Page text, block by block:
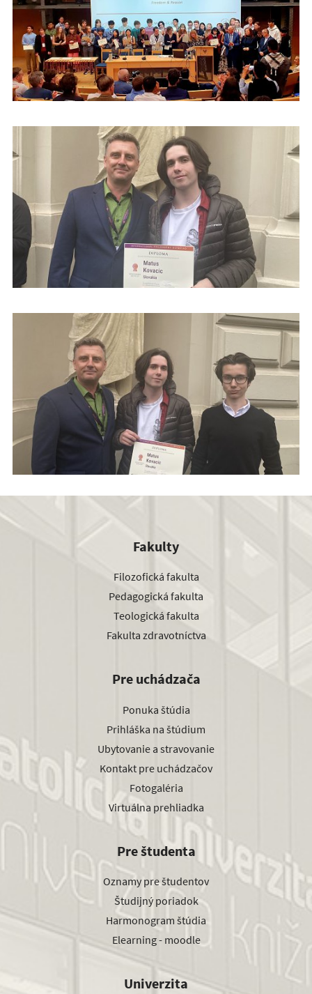
Fakulty
Filozofická fakulta
Pedagogická fakulta
Teologická fakulta
Fakulta zdravotníctva
Pre uchádzača
Ponuka štúdia
Prihláška na štúdium
Ubytovanie a stravovanie
Kontakt pre uchádzačov
Fotogaléria
Virtuálna prehliadka
Pre študenta
Oznamy pre študentov
Študijný poriadok
Harmonogram štúdia
Elearning - moodle
Univerzita